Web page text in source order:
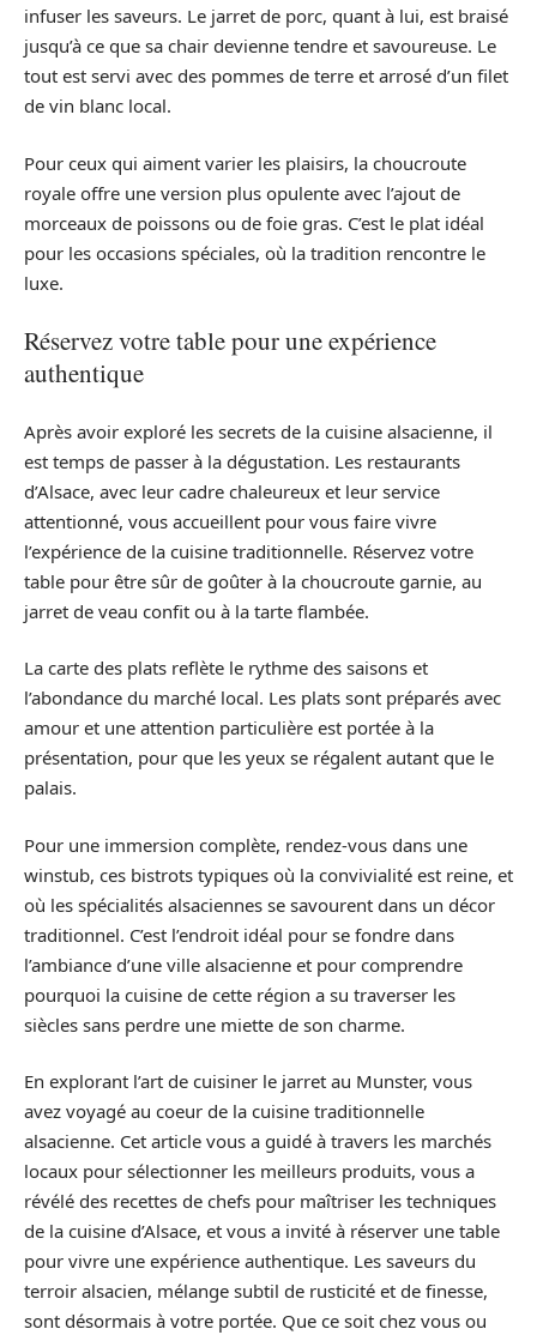
infuser les saveurs. Le jarret de porc, quant à lui, est braisé
jusqu’à ce que sa chair devienne tendre et savoureuse. Le
tout est servi avec des pommes de terre et arrosé d’un filet
de vin blanc local.
Pour ceux qui aiment varier les plaisirs, la choucroute
royale offre une version plus opulente avec l’ajout de
morceaux de poissons ou de foie gras. C’est le plat idéal
pour les occasions spéciales, où la tradition rencontre le
luxe.
Réservez votre table pour une expérience
authentique
Après avoir exploré les secrets de la cuisine alsacienne, il
est temps de passer à la dégustation. Les restaurants
d’Alsace, avec leur cadre chaleureux et leur service
attentionné, vous accueillent pour vous faire vivre
l’expérience de la cuisine traditionnelle. Réservez votre
table pour être sûr de goûter à la choucroute garnie, au
jarret de veau confit ou à la tarte flambée.
La carte des plats reflète le rythme des saisons et
l’abondance du marché local. Les plats sont préparés avec
amour et une attention particulière est portée à la
présentation, pour que les yeux se régalent autant que le
palais.
Pour une immersion complète, rendez-vous dans une
winstub, ces bistrots typiques où la convivialité est reine, et
où les spécialités alsaciennes se savourent dans un décor
traditionnel. C’est l’endroit idéal pour se fondre dans
l’ambiance d’une ville alsacienne et pour comprendre
pourquoi la cuisine de cette région a su traverser les
siècles sans perdre une miette de son charme.
En explorant l’art de cuisiner le jarret au Munster, vous
avez voyagé au coeur de la cuisine traditionnelle
alsacienne. Cet article vous a guidé à travers les marchés
locaux pour sélectionner les meilleurs produits, vous a
révélé des recettes de chefs pour maîtriser les techniques
de la cuisine d’Alsace, et vous a invité à réserver une table
pour vivre une expérience authentique. Les saveurs du
terroir alsacien, mélange subtil de rusticité et de finesse,
sont désormais à votre portée. Que ce soit chez vous ou